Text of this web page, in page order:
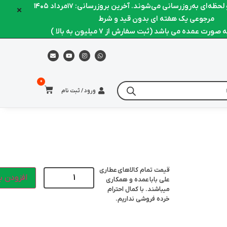
×
به‌روزرسانی می‌شوند. آخرین بروزرسانی: ۱۷مرداد ۱۴۰۵
مرجوعی یک هفته ای بدون قید و شرط
عمده می باشد (ثبت سفارش از 7 میلیون به بالا )
ورود / ثبت نام
قیمت تمام کالاهایعطاری
علی باباعمده و همکاری
میباشند. با کمال احترام
خرده فروشی نداریم.
افزودن